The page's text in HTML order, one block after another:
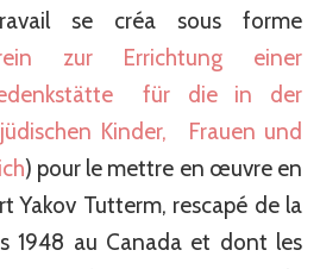
se créa sous forme
zur Errichtung einer
für die in der
Kinder, Frauen und
) pour le mettre en œuvre en
Yakov Tutterm, rescapé de la
1948 au Canada et dont les